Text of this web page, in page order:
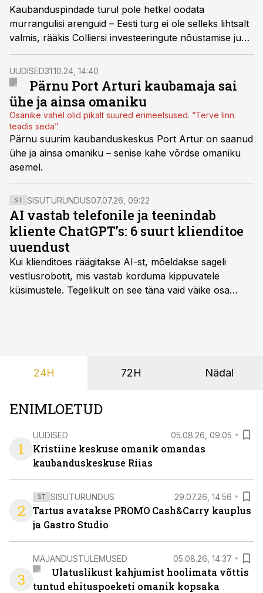
Kaubanduspindade turul pole hetkel oodata
murrangulisi arenguid – Eesti turg ei ole selleks lihtsalt
valmis, rääkis Colliersi investeeringute nõustamise juht
Margus Tinno Colliersi ärikinnisvara seminaril.
UUDISED31.10.24, 14:40
Pärnu Port Arturi kaubamaja sai
ühe ja ainsa omaniku
Osanike vahel olid pikalt suured erimeelsused. “Terve linn
teadis seda”
Pärnu suurim kaubanduskeskus Port Artur on saanud
ühe ja ainsa omaniku – senise kahe võrdse omaniku
asemel.
ST SISUTURUNDUS07.07.26, 09:22
AI vastab telefonile ja teenindab
kliente ChatGPT’s: 6 suurt klienditoe
uuendust
Kui klienditoes räägitakse AI-st, mõeldakse sageli
vestlusrobotit, mis vastab korduma kippuvatele
küsimustele. Tegelikult on see täna vaid väike osa
24H 72H Nädal
ENIMLOETUD
1
UUDISED 05.08.26, 09:05
Kristiine keskuse omanik omandas
kaubanduskeskuse Riias
2
ST SISUTURUNDUS 29.07.26, 14:56
Tartus avatakse PROMO Cash&Carry kauplus
ja Gastro Studio
3
MAJANDUSTULEMUSED 05.08.26, 14:37
Ulatuslikust kahjumist hoolimata võttis
tuntud ehituspoeketi omanik kopsaka